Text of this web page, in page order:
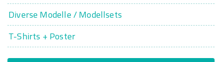
Diverse Modelle / Modellsets
T-Shirts + Poster